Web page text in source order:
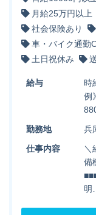
月給25万円以上
社会保険あり
車・バイク通勤
土日祝休み
給与
時
例
勤務地
兵
仕事内容
＼
備
明…